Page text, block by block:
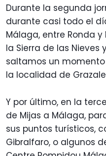
Durante la segunda
durante casi todo el
Málaga, entre Ronda
la Sierra de las Nieves
saltamos un
la localidad de
Y por último, en la
de Mijas a Málaga,
sus puntos turísticos,
Gibralfaro, o algunos